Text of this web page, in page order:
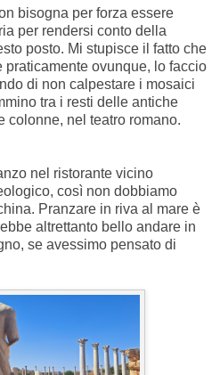
bisogna per forza essere
per rendersi conto della
posto. Mi stupisce il fatto che
praticamente ovunque, lo faccio
di non calpestare i mosaici
tra i resti delle antiche
colonne, nel teatro romano.
nel ristorante vicino
così non dobbiamo
Pranzare in riva al mare è
altrettanto bello andare in
se avessimo pensato di